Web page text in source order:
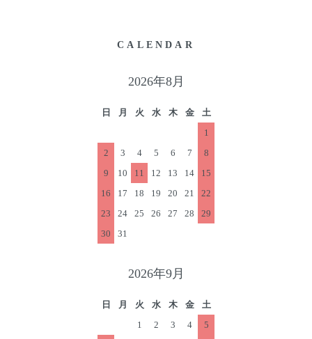
CALENDAR
2026年8月
日 月 火 水 木 金
土
1
2
3 4 5 6 7
8
9
10 11 12 13 14
15
16
17 18 19 20 21
22
23
24 25 26 27 28
29
30
31
2026年9月
日 月 火 水 木 金
土
1
2 3 4
5